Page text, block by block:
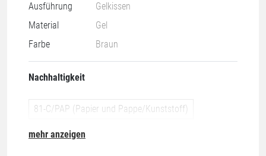
Ausführung
Gelkissen
Material
Gel
Farbe
Braun
Nachhaltigkeit
81-C/PAP (Papier und Pappe/Kunststoff)
mehr anzeigen